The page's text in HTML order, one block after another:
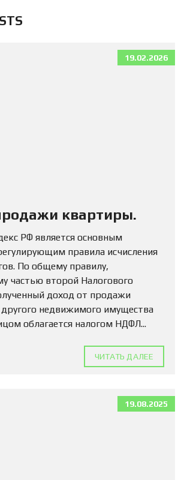
19.02.2026
квартиры.
РФ является основным
правила исчисления
По общему правилу,
частью второй Налогового
доход от продажи
недвижимого имущества
облагается налогом НДФЛ...
ЧИТАТЬ ДАЛЕЕ
19.08.2025